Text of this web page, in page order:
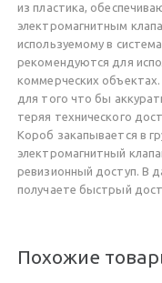
из пластика,
электромагнитным
используемому в
рекомендуются для
коммерческих
для того что бы
теряя технического
Короб закапывается в
электромагнитный
ревизионный доступ. В
получаете быстрый
Похожие